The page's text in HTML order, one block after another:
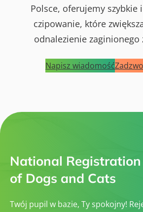
Polsce, oferujemy szybkie
czipowanie, które
odnalezienie zaginionego
Napisz wiadomość
National Registration
of Dogs and Cats
Twój pupil w bazie, Ty spokojny!